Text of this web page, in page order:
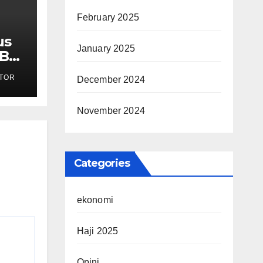
February 2025
January 2025
December 2024
November 2024
Categories
ekonomi
Haji 2025